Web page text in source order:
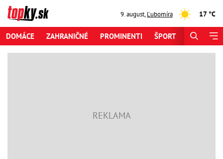
9. august,Ľubomíra 17 °C
DOMÁCE ZAHRANIČNÉ PROMINENTI ŠPORT